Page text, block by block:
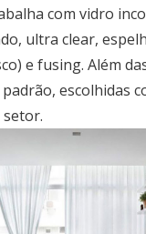
com vidro
ultra clear,
e fusing. Além
escolhidas